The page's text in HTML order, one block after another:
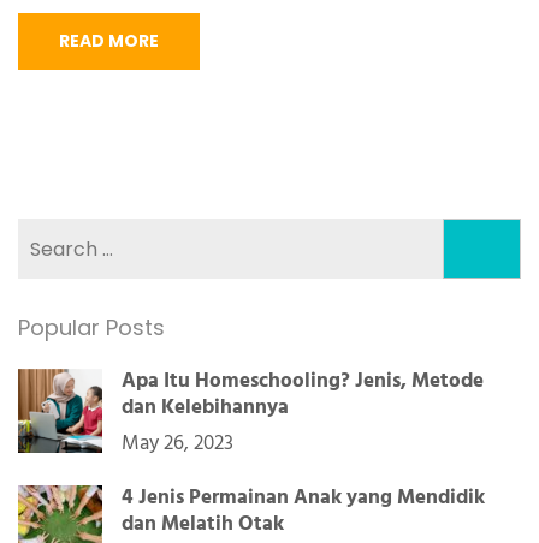
READ MORE
Popular Posts
Apa Itu Homeschooling? Jenis, Metode
dan Kelebihannya
May 26, 2023
4 Jenis Permainan Anak yang Mendidik
dan Melatih Otak